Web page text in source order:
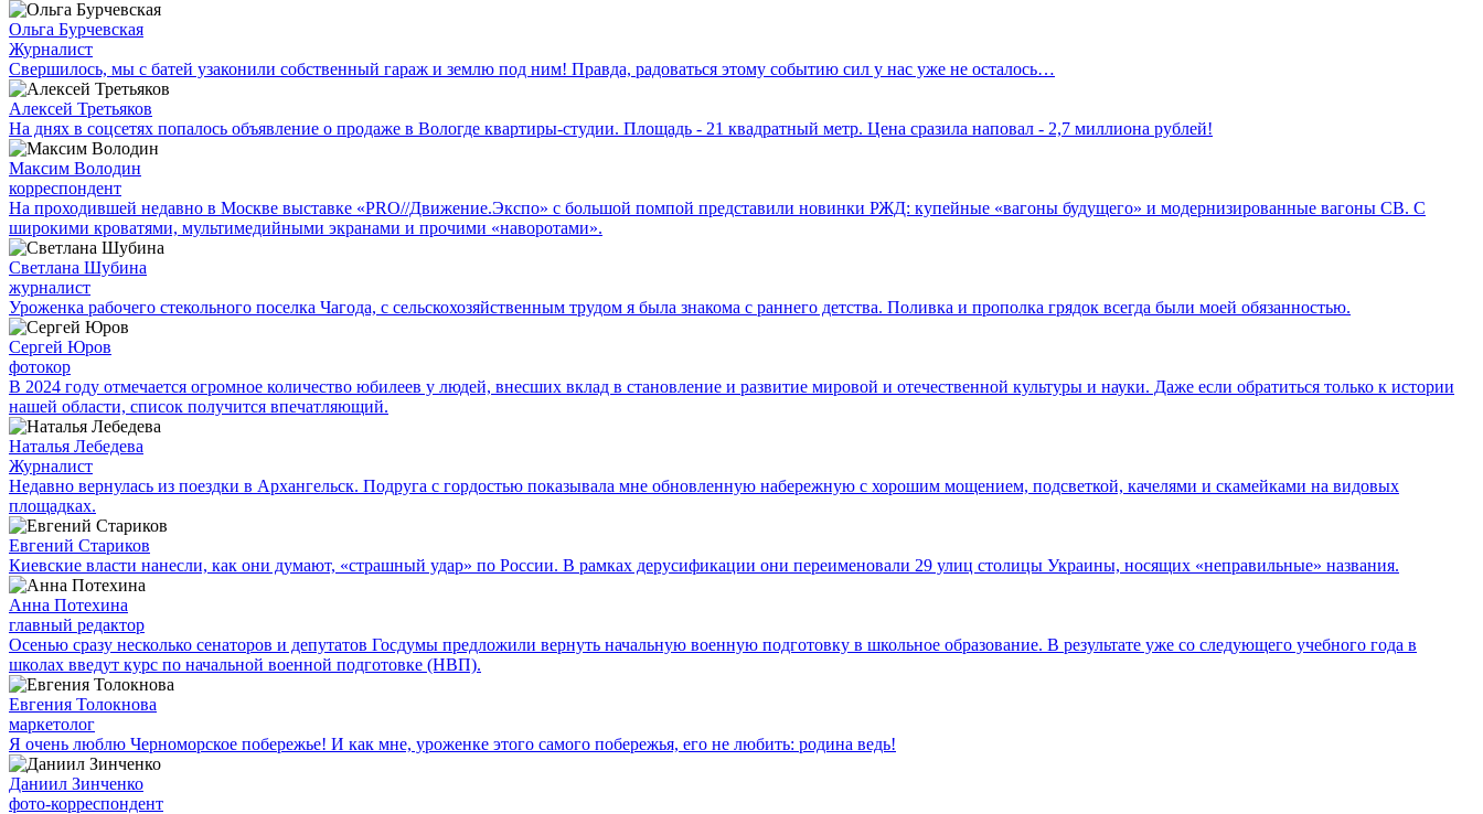
Ольга Бурчевская
Журналист
Свершилось, мы с батей узаконили собственный гараж и землю под ним! Правда, радоваться этому событию сил у нас уже не осталось…
Алексей Третьяков
На днях в соцсетях попалось объявление о продаже в Вологде квартиры-студии. Площадь - 21 квадратный метр. Цена сразила наповал - 2,7 миллиона рублей!
Максим Володин
корреспондент
На проходившей недавно в Мос­кве выставке «PRO//Движение.Экспо» с большой помпой представили новинки РЖД: купейные «вагоны будущего» и модернизированные вагоны СВ. С
широкими кроватями, мультимедийными экранами и прочими «наворотами».
Светлана Шубина
журналист
Уроженка рабочего стекольного поселка Чагода, с сельскохозяйственным трудом я была знакома с раннего детства. Поливка и прополка грядок всегда были моей обязанностью.
Сергей Юров
фотокор
В 2024 году отмечается огромное количество юбилеев у людей, внесших вклад в становление и развитие мировой и отечественной культуры и науки. Даже если обратиться только к истории
нашей области, список получится впечатляющий.
Наталья Лебедева
Журналист
Недавно вернулась из поездки в Архангельск. Подруга с гордостью показывала мне обновленную набережную с хорошим мощением, подсветкой, качелями и скамейками на видовых
площадках.
Евгений Стариков
Киевские власти нанесли, как они думают, «страшный удар» по России. В рамках дерусификации они переименовали 29 улиц столицы Украины, носящих «неправильные» названия.
Анна Потехина
главный редактор
Осенью сразу несколько сенаторов и депутатов Госдумы предложили вернуть начальную военную подготовку в школьное образование. В результате уже со следующего учебного года в
школах введут курс по начальной военной подготовке (НВП).
Евгения Толокнова
маркетолог
Я очень люблю Черноморское побережье! И как мне, уроженке этого самого побережья, его не любить: родина ведь!
Даниил Зинченко
фото-корреспондент